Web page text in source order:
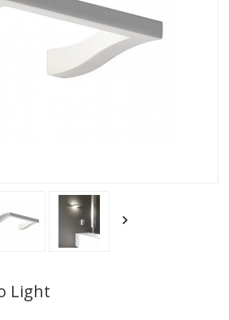
Light